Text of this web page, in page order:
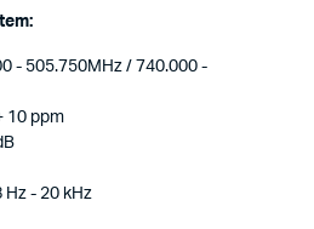
- 505.750MHz / 740.000 -
10 ppm
Hz - 20 kHz